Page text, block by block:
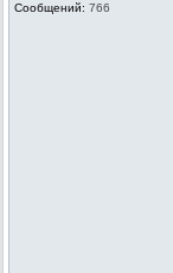
Сообщений: 766